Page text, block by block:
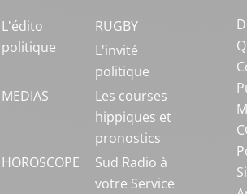
L'édito
politique
RUGBY
L'invité
politique
MEDIAS
Les courses
hippiques et
pronostics
HOROSCOPE
Sud Radio à
votre Service